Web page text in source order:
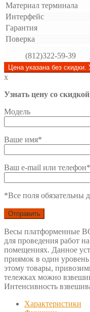
Материал терминала
Интерфейс
Гарантия
Поверка
(812)322-59-39
Цена указана без
x
Узнать цену со скидкой
Модель
Ваше имя*
Ваш e-mail или телефон*
*Все поля обязательны
Весы платформенные
для проведения работ
помещениях. Данное
приямок в один
этому товары,
тележках можно
Интенсивность
Характеристики